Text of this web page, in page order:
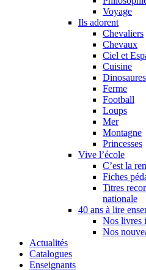
Voyage
Ils adorent
Chevaliers
Chevaux
Ciel et
Cuisine
Dinosaures
Ferme
Football
Loups
Mer
Montagne
Princesses
Vive l’école
C’est la
Fiches
Titres
nationale
40 ans à lire
Nos livres
Nos
Actualités
Catalogues
Enseignants